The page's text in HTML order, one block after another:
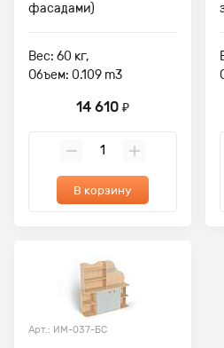
фасадами)
Вес: 60 кг,
Объем: 0.109 m3
14 610 ₽
В корзину
Арт.: ИМ-037-БС